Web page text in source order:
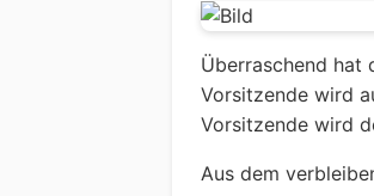
Überraschend hat
Vorsitzende wird
Vorsitzende wird
Aus dem